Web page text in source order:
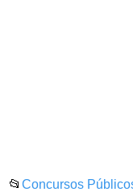
📂Concursos